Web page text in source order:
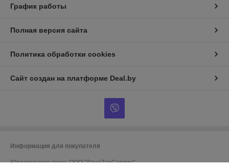
График работы
Полная версия сайта
Политика обработки cookies
Сайт создан на платформе Deal.by
Информация для покупателя
Юридическое лицо:ООО "ДанаТарСервис"